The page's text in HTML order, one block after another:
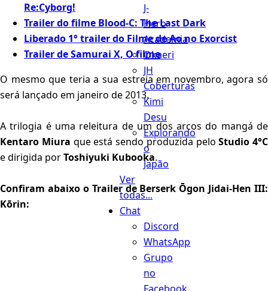
J-
Hero
Academia
Okaeri
JH
Coberturas
Kimi
Desu
Explorando
o
Japão
Ver
todas...
Chat
Discord
WhatsApp
Grupo
no
Re:Cyborg!
Trailer do filme Blood-C: The Last Dark
Liberado 1° trailer do Filme de Ao no Exorcist
Trailer de Samurai X, O filme
O mesmo que teria a sua estreia em novembro, agora só
será lançado em janeiro de 2013.
A trilogia é uma releitura de um dos arcos do mangá de
Kentaro Miura que está sendo produzida peloStudio 4°C
e dirigida porToshiyuki Kubooka.
Confiram abaixo o Trailer de Berserk Ōgon Jidai-Hen III:
Kōrin: